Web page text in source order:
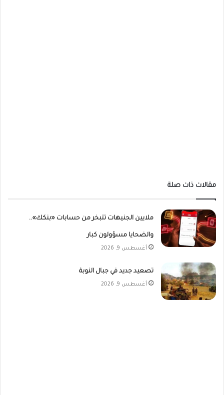
مقالات ذات صلة
ملايين الجنيهات تتبخر من حسابات «بنكك»..
والضحايا مسؤولون كبار
أغسطس 9, 2026
تصعيد جديد في جبال النوبة
أغسطس 9, 2026